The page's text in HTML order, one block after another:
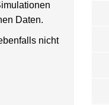
Daten.
nicht